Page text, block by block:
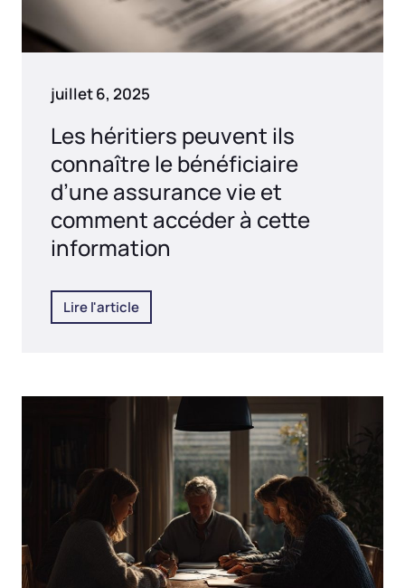
juillet 6, 2025
Les héritiers peuvent ils
connaître le bénéficiaire
d’une assurance vie et
comment accéder à cette
information
Lire l'article